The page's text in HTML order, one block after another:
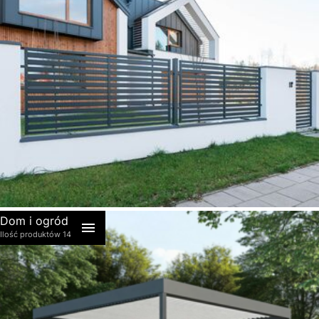
akcesoria
Dom i ogród
Ilość produktów 14